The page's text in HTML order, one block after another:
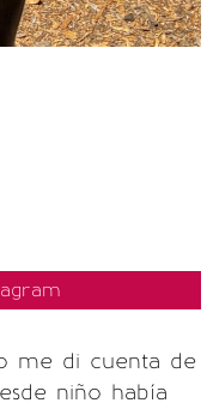
me di cuenta de
niño había